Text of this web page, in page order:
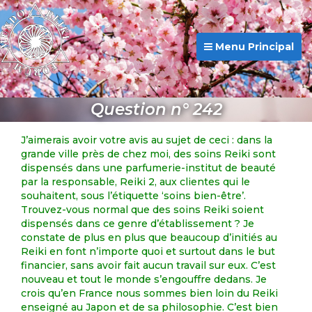
Menu Principal
Question n° 242
J’aimerais avoir votre avis au sujet de ceci : dans la
grande ville près de chez moi, des soins Reiki sont
dispensés dans une parfumerie-institut de beauté
par la responsable, Reiki 2, aux clientes qui le
souhaitent, sous l’étiquette ‘soins bien-être’.
Trouvez-vous normal que des soins Reiki soient
dispensés dans ce genre d’établissement ? Je
constate de plus en plus que beaucoup d’initiés au
Reiki en font n’importe quoi et surtout dans le but
financier, sans avoir fait aucun travail sur eux. C’est
nouveau et tout le monde s’engouffre dedans. Je
crois qu’en France nous sommes bien loin du Reiki
enseigné au Japon et de sa philosophie. C’est bien